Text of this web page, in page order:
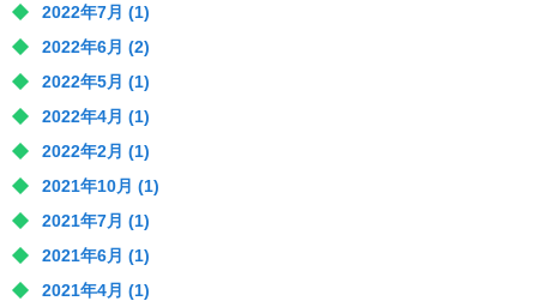
2022年7月 (1)
2022年6月 (2)
2022年5月 (1)
2022年4月 (1)
2022年2月 (1)
2021年10月 (1)
2021年7月 (1)
2021年6月 (1)
2021年4月 (1)